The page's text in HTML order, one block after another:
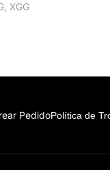
XGG
PedidoPolítica de